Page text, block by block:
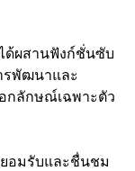
ด้ผสานฟังก์ชั่นซับ
รพัฒนาและ
อกลักษณ์เฉพาะตัว
อมรับและชื่นชม